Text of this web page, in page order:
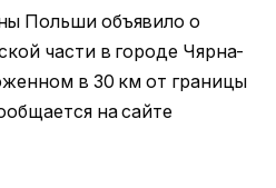
Польши объявило о
части в городе Чярна-
в 30 км от границы
на сайте